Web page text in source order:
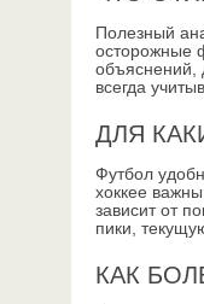
Полезный
осторожные
объяснений,
всегда
ДЛЯ
Футбол
хоккее
зависит от
пики,
КАК